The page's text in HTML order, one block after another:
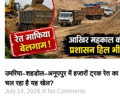
उमरिया–शहडोल–अनूपपुर में हजारों ट्रक रेत
चल रहा है यह खेल?
July 14, 2026 No Comments